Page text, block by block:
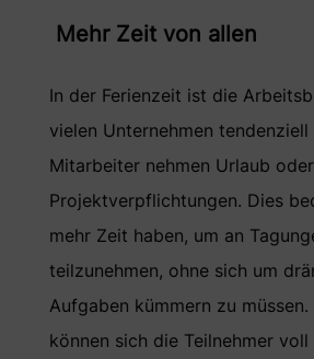
Mehr Zeit von allen
In der Ferienzeit ist die
vielen Unternehmen
Mitarbeiter nehmen Urlaub
Projektverpflichtungen. Dies
mehr Zeit haben, um an
teilzunehmen, ohne sich um
Aufgaben kümmern zu müssen.
können sich die Teilnehmer